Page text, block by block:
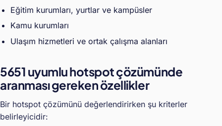
Eğitim kurumları, yurtlar ve kampüsler
Kamu kurumları
Ulaşım hizmetleri ve ortak çalışma alanları
5651 uyumlu hotspot çözümünde
aranması gereken özellikler
Bir hotspot çözümünü değerlendirirken şu kriterler
belirleyicidir: